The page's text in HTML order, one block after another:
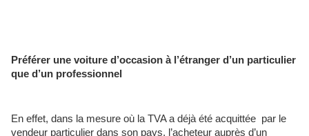
Préférer une voiture d’occasion à l’étranger d’un particulier
que d’un professionnel
En effet, dans la mesure où la TVA a déjà été acquittée par le
vendeur particulier dans son pays, l’acheteur auprès d’un